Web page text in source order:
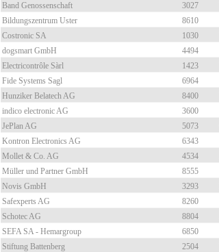
Band Genossenschaft
3027
Bildungszentrum Uster
8610
Costronic SA
1030
dogsmart GmbH
4494
Electricontrôle Sàrl
1423
Fide Systems Sagl
6964
Hunziker Belatech AG
8400
indico electronic AG
3600
JePlan AG
5073
Kontron Electronics AG
6343
Mollet & Co. AG
4534
Müller und Partner GmbH
8555
Novis GmbH
3293
Safexperts AG
8260
Schotec AG
8804
SEFA SA - Hemargroup
6850
Stiftung Battenberg
2504